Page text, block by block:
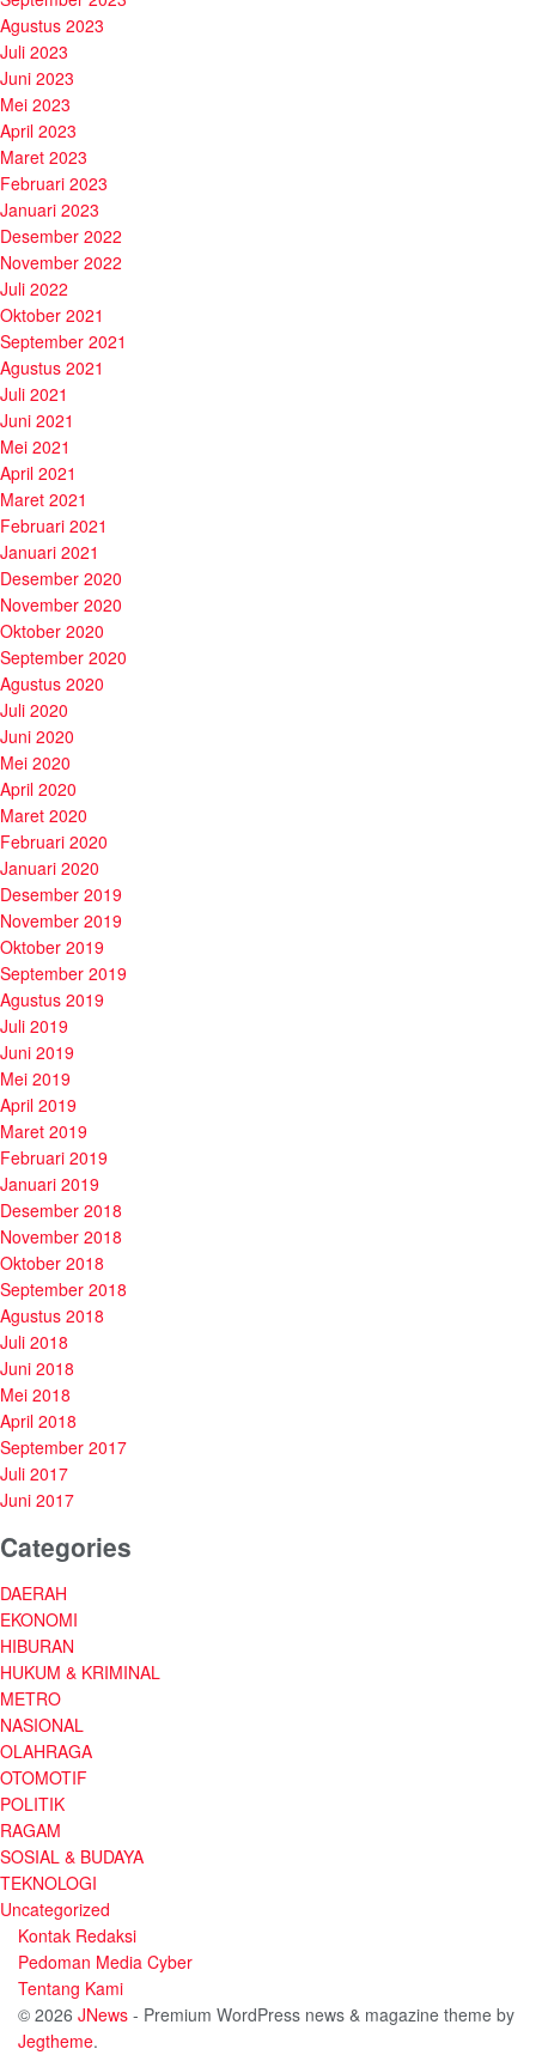
Agustus 2023
Juli 2023
Juni 2023
Mei 2023
April 2023
Maret 2023
Februari 2023
Januari 2023
Desember 2022
November 2022
Juli 2022
Oktober 2021
September 2021
Agustus 2021
Juli 2021
Juni 2021
Mei 2021
April 2021
Maret 2021
Februari 2021
Januari 2021
Desember 2020
November 2020
Oktober 2020
September 2020
Agustus 2020
Juli 2020
Juni 2020
Mei 2020
April 2020
Maret 2020
Februari 2020
Januari 2020
Desember 2019
November 2019
Oktober 2019
September 2019
Agustus 2019
Juli 2019
Juni 2019
Mei 2019
April 2019
Maret 2019
Februari 2019
Januari 2019
Desember 2018
November 2018
Oktober 2018
September 2018
Agustus 2018
Juli 2018
Juni 2018
Mei 2018
April 2018
September 2017
Juli 2017
Juni 2017
Categories
DAERAH
EKONOMI
HIBURAN
HUKUM & KRIMINAL
METRO
NASIONAL
OLAHRAGA
OTOMOTIF
POLITIK
RAGAM
SOSIAL & BUDAYA
TEKNOLOGI
Uncategorized
Kontak Redaksi
Pedoman Media Cyber
Tentang Kami
© 2026 JNews - Premium WordPress news & magazine theme by
Jegtheme.